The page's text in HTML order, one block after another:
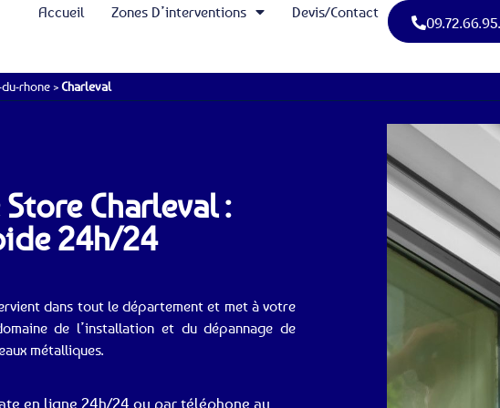
Accueil Zones D’interventions Devis/Contact
rhone >Charleval
Charleval :
24h/24
dans tout le département et met à votre
de l’installation et du dépannage de
métalliques.
en ligne 24h/24 ou par téléphone au